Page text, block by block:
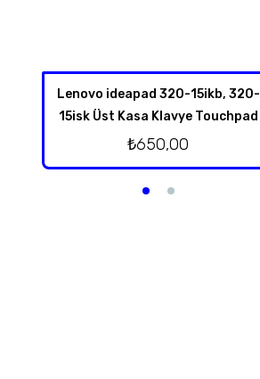
Lenovo ideapad 320-15ikb, 320-
15isk Üst Kasa Klavye Touchpad
₺650,00